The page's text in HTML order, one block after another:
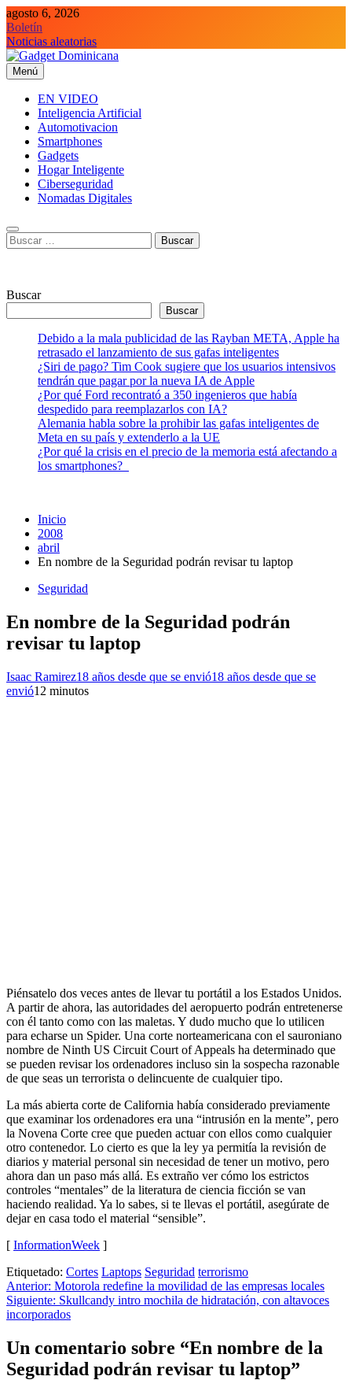
Saltar
al
contenido
agosto 6, 2026
Boletín
Noticias aleatorias
Gadget Dominicana
Gadgets y Tecnología de consumo
Menú
EN VIDEO
Inteligencia Artificial
Automotivacion
Smartphones
Gadgets
Hogar Inteligente
Ciberseguridad
Nomadas Digitales
Buscar:
Buscar
Buscar
Debido a la mala publicidad de las Rayban META, Apple ha
retrasado el lanzamiento de sus gafas inteligentes
¿Siri de pago? Tim Cook sugiere que los usuarios intensivos
tendrán que pagar por la nueva IA de Apple
¿Por qué Ford recontrató a 350 ingenieros que había
despedido para reemplazarlos con IA?
Alemania habla sobre la prohibir las gafas inteligentes de
Meta en su país y extenderlo a la UE
¿Por qué la crisis en el precio de la memoria está afectando a
los smartphones?
Inicio
2008
abril
En nombre de la Seguridad podrán revisar tu laptop
Seguridad
En nombre de la Seguridad podrán
revisar tu laptop
Isaac Ramirez18 años desde que se envió18 años desde que se
envió1 2 minutos
Piénsatelo dos veces antes de llevar tu portátil a los Estados Unidos.
A partir de ahora, las autoridades del aeropuerto podrán entretenerse
con él tanto como con las maletas. Y dudo mucho que lo utilicen
para echarse un Spider. Una corte norteamericana con el sauroniano
nombre de Ninth US Circuit Court of Appeals ha determinado que
se pueden revisar los ordenadores incluso sin la sospecha razonable
de que seas un terrorista o delincuente de cualquier tipo.
La más abierta corte de California había considerado previamente
que examinar los ordenadores era una “intrusión en la mente”, pero
la Novena Corte cree que pueden actuar con ellos como cualquier
otro contenedor. Lo cierto es que la ley ya permitía la revisión de
diarios y material personal sin necesidad de tener un motivo, pero
ahora dan un paso más allá. Es extraño ver cómo los estrictos
controles “mentales” de la literatura de ciencia ficción se van
haciendo realidad. Ya lo sabes, si te llevas el portátil, asegúrate de
dejar en casa todo el material “sensible”.
[ InformationWeek ]
Etiquetado: Cortes Laptops Seguridad terrorismo
Navegación
de
Anterior: Motorola redefine la movilidad de las empresas locales
Siguiente: Skullcandy intro mochila de hidratación, con altavoces
incorporados
Un comentario sobre “En nombre de la
Seguridad podrán revisar tu laptop”